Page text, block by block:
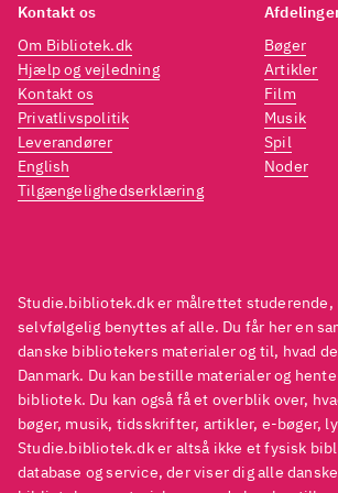
Studie.bibliotek.dk er målrettet studerende,
selvfølgelig benyttes af alle. Du får her en
danske bibliotekers materialer og til, hvad
Danmark. Du kan bestille materialer og
bibliotek. Du kan også få et overblik over,
bøger, musik, tidsskrifter, artikler, e-bøger,
Studie.bibliotek.dk er altså ikke et fysisk
database og service, der viser dig alle
Kontakt os
Om Bibliotek.dk
Hjælp og vejledning
Kontakt os
Privatlivspolitik
Leverandører
English
Tilgængelighedserklæring
Bøger
Artikler
Film
Musik
Spil
Noder